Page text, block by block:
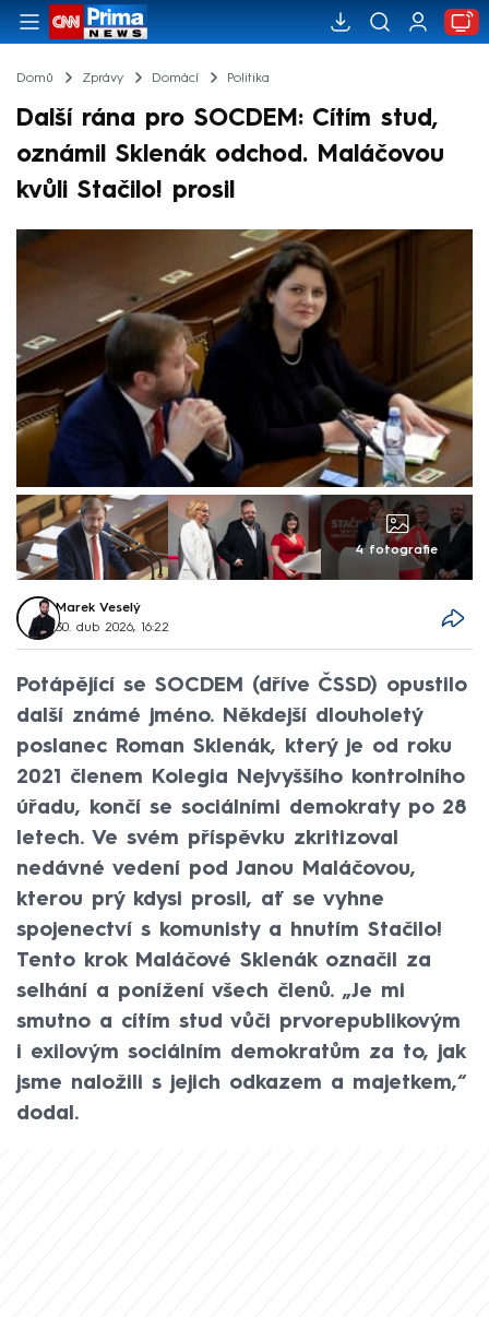
Domů Zprávy Domácí Politika
Další rána pro SOCDEM: Cítím stud,
oznámil Sklenák odchod. Maláčovou
kvůli Stačilo! prosil
4 fotografie
Marek Veselý
30. dub 2026, 16:22
Potápějící se SOCDEM (dříve ČSSD) opustilo
další známé jméno. Někdejší dlouholetý
poslanec Roman Sklenák, který je od roku
2021 členem Kolegia Nejvyššího kontrolního
úřadu, končí se sociálními demokraty po 28
letech. Ve svém příspěvku zkritizoval
nedávné vedení pod Janou Maláčovou,
kterou prý kdysi prosil, ať se vyhne
spojenectví s komunisty a hnutím Stačilo!
Tento krok Maláčové Sklenák označil za
selhání a ponížení všech členů. „Je mi
smutno a cítím stud vůči prvorepublikovým
i exilovým sociálním demokratům za to, jak
jsme naložili s jejich odkazem a majetkem,“
dodal.